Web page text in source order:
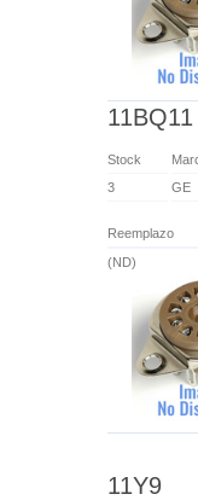
11BQ11
Stock
3
GE
Reemplazo
(ND)
11Y9